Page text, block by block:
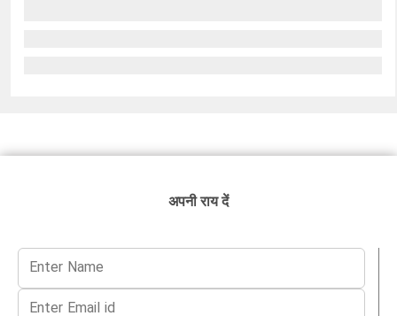
अपनी राय दें